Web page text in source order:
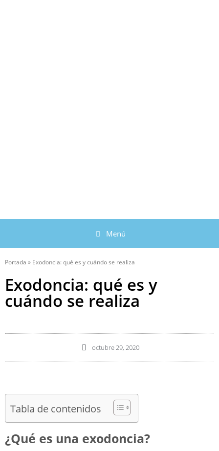
Menú
Portada » Exodoncia: qué es y cuándo se realiza
Exodoncia: qué es y
cuándo se realiza
octubre 29, 2020
Tabla de contenidos
¿Qué es una exodoncia?